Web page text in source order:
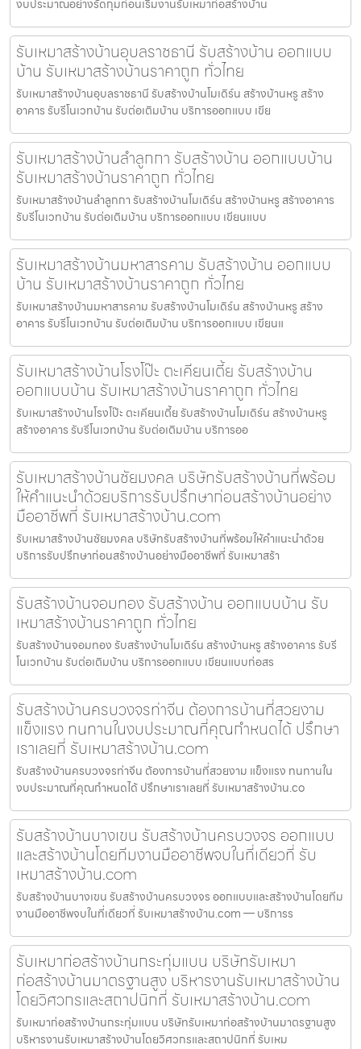
งบประมาณอย่างรัดกุมก่อนเริ่มงานรับเหมาก่อสร้างบ้าน
รับเหมาสร้างบ้านอุบลราชธานี รับสร้างบ้าน ออกแบบ
บ้าน รับเหมาสร้างบ้านราคาถูก ทั่วไทย
รับเหมาสร้างบ้านอุบลราชธานี รับสร้างบ้านโมเดิร์น สร้างบ้านหรู สร้าง
อาคาร รับรีโนเวทบ้าน รับต่อเติมบ้าน บริการออกแบบ เขีย
รับเหมาสร้างบ้านลำลูกกา รับสร้างบ้าน ออกแบบบ้าน
รับเหมาสร้างบ้านราคาถูก ทั่วไทย
รับเหมาสร้างบ้านลำลูกกา รับสร้างบ้านโมเดิร์น สร้างบ้านหรู สร้างอาคาร
รับรีโนเวทบ้าน รับต่อเติมบ้าน บริการออกแบบ เขียนแบบ
รับเหมาสร้างบ้านมหาสารคาม รับสร้างบ้าน ออกแบบ
บ้าน รับเหมาสร้างบ้านราคาถูก ทั่วไทย
รับเหมาสร้างบ้านมหาสารคาม รับสร้างบ้านโมเดิร์น สร้างบ้านหรู สร้าง
อาคาร รับรีโนเวทบ้าน รับต่อเติมบ้าน บริการออกแบบ เขียนแ
รับเหมาสร้างบ้านโรงโป๊ะ ตะเคียนเตี้ย รับสร้างบ้าน
ออกแบบบ้าน รับเหมาสร้างบ้านราคาถูก ทั่วไทย
รับเหมาสร้างบ้านโรงโป๊ะ ตะเคียนเตี้ย รับสร้างบ้านโมเดิร์น สร้างบ้านหรู
สร้างอาคาร รับรีโนเวทบ้าน รับต่อเติมบ้าน บริการออ
รับเหมาสร้างบ้านชัยมงคล บริษัทรับสร้างบ้านที่พร้อม
ให้คำแนะนำด้วยบริการรับปรึกษาก่อนสร้างบ้านอย่าง
มืออาชีพที่ รับเหมาสร้างบ้าน.com
รับเหมาสร้างบ้านชัยมงคล บริษัทรับสร้างบ้านที่พร้อมให้คำแนะนำด้วย
บริการรับปรึกษาก่อนสร้างบ้านอย่างมืออาชีพที่ รับเหมาสร้า
รับสร้างบ้านจอมทอง รับสร้างบ้าน ออกแบบบ้าน รับ
เหมาสร้างบ้านราคาถูก ทั่วไทย
รับสร้างบ้านจอมทอง รับสร้างบ้านโมเดิร์น สร้างบ้านหรู สร้างอาคาร รับรี
โนเวทบ้าน รับต่อเติมบ้าน บริการออกแบบ เขียนแบบก่อสร
รับสร้างบ้านครบวงจรท่าจีน ต้องการบ้านที่สวยงาม
แข็งแรง ทนทานในงบประมาณที่คุณกำหนดได้ ปรึกษา
เราเลยที่ รับเหมาสร้างบ้าน.com
รับสร้างบ้านครบวงจรท่าจีน ต้องการบ้านที่สวยงาม แข็งแรง ทนทานใน
งบประมาณที่คุณกำหนดได้ ปรึกษาเราเลยที่ รับเหมาสร้างบ้าน.co
รับสร้างบ้านบางเขน รับสร้างบ้านครบวงจร ออกแบบ
และสร้างบ้านโดยทีมงานมืออาชีพจบในที่เดียวที่ รับ
เหมาสร้างบ้าน.com
รับสร้างบ้านบางเขน รับสร้างบ้านครบวงจร ออกแบบและสร้างบ้านโดยทีม
งานมืออาชีพจบในที่เดียวที่ รับเหมาสร้างบ้าน.com — บริการร
รับเหมาก่อสร้างบ้านกระทุ่มแบน บริษัทรับเหมา
ก่อสร้างบ้านมาตรฐานสูง บริหารงานรับเหมาสร้างบ้าน
โดยวิศวกรและสถาปนิกที่ รับเหมาสร้างบ้าน.com
รับเหมาก่อสร้างบ้านกระทุ่มแบน บริษัทรับเหมาก่อสร้างบ้านมาตรฐานสูง
บริหารงานรับเหมาสร้างบ้านโดยวิศวกรและสถาปนิกที่ รับเหม